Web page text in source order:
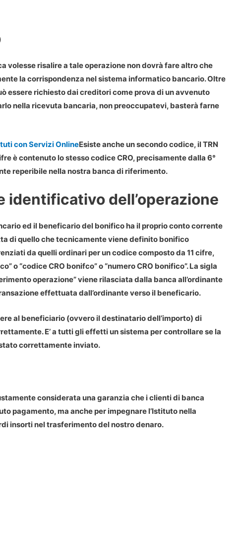
volesse risalire a tale operazione non dovrà fare altro che
la corrispondenza nel sistema informatico bancario. Oltre
essere richiesto dai creditori come prova di un avvenuto
nella ricevuta bancaria, non preoccupatevi, basterà farne
con Servizi OnlineEsiste anche un secondo codice, ilTRN
è contenuto lo stesso codiceCRO, precisamente dalla 6°
reperibile nella nostra banca di riferimento.
identificativo dell’operazione
ed il beneficario del bonifico ha il proprio conto corrente
di quello che tecnicamente viene definito bonifico
da quelli ordinari per un codice composto da 11 cifre,
” o “codice CRO bonifco” o “numero CRO bonifico”. La sigla
operazione” viene rilasciata dalla banca all’ordinante
effettuata dall’ordinante verso il beneficario.
al beneficiario (ovvero il destinatario dell’importo) di
E’ a tutti gli effetti un sistema per controllare se la
correttamente inviato.
considerata una garanzia che i clienti di banca
pagamento, ma anche per impegnare l’Istituto nella
insorti nel trasferimento del nostro denaro.